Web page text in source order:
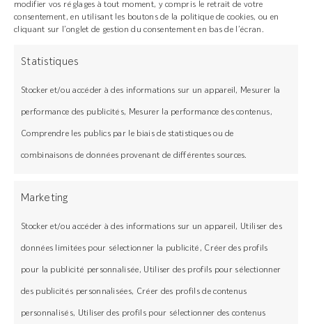
modifier vos réglages à tout moment, y compris le retrait de votre
consentement, en utilisant les boutons de la politique de cookies, ou en
cliquant sur l’onglet de gestion du consentement en bas de l’écran.
Statistiques
Stocker et/ou accéder à des informations sur un appareil, Mesurer la
performance des publicités, Mesurer la performance des contenus,
Comprendre les publics par le biais de statistiques ou de
combinaisons de données provenant de différentes sources.
Marketing
Stocker et/ou accéder à des informations sur un appareil, Utiliser des
données limitées pour sélectionner la publicité, Créer des profils
pour la publicité personnalisée, Utiliser des profils pour sélectionner
des publicités personnalisées, Créer des profils de contenus
personnalisés, Utiliser des profils pour sélectionner des contenus
Le système Grad®
Concept français
Installation rapide, facile et résistant
Un résultat esthétique garanti
Services